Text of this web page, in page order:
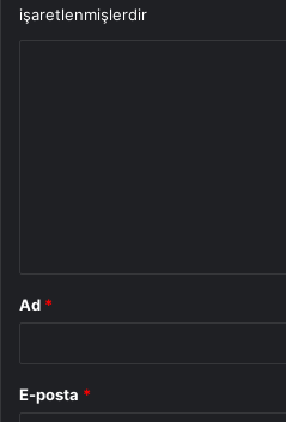
işaretlenmişlerdir
Ad *
E-posta *